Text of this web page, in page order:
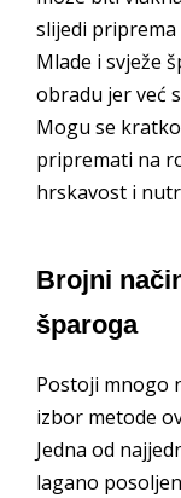
slijedi
Mlade i svježe
obradu jer već
Mogu se
pripremati na
hrskavost i
Brojni
šparoga
Postoji mnogo
izbor metode
Jedna od
lagano